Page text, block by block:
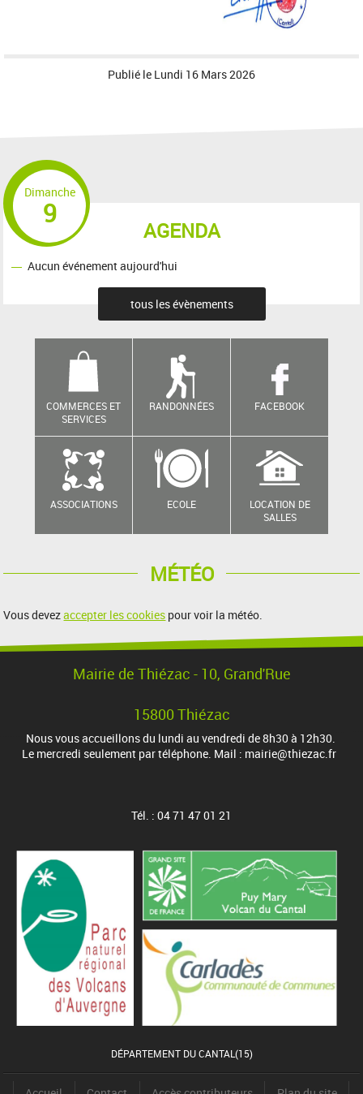
Publié le Lundi 16 Mars 2026
AGENDA
Dimanche
9
Aucun événement aujourd'hui
tous les évènements
COMMERCES ET
SERVICES
RANDONNÉES FACEBOOK
ASSOCIATIONS ECOLE
LOCATION DE
SALLES
MÉTÉO
Vous devezaccepter les cookies pour voir la météo.
Mairie de Thiézac - 10, Grand'Rue
15800 Thiézac
Nous vous accueillons du lundi au vendredi de 8h30 à 12h30.
Le mercredi seulement par téléphone. Mail : mairie@thiezac.fr
Tél. : 04 71 47 01 21
DÉPARTEMENT DU CANTAL(15)